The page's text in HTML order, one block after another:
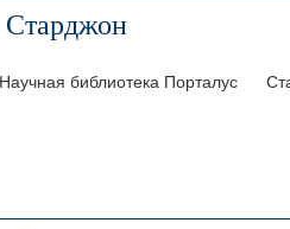
Старджон
библиотека Порталус